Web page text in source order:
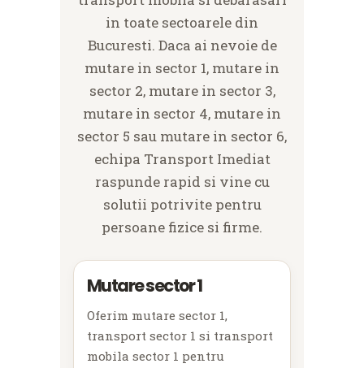
in toate sectoarele din
Bucuresti. Daca ai nevoie de
mutare in sector 1, mutare in
sector 2, mutare in sector 3,
mutare in sector 4, mutare in
sector 5 sau mutare in sector 6,
echipa Transport Imediat
raspunde rapid si vine cu
solutii potrivite pentru
persoane fizice si firme.
Mutare sector 1
Oferim mutare sector 1,
transport sector 1 si transport
mobila sector 1 pentru